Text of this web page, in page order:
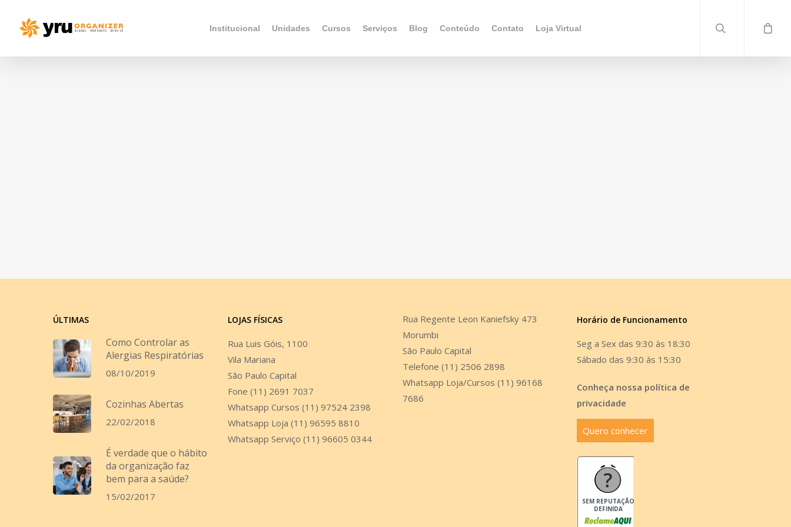
Institucional Unidades Cursos Serviços Blog Conteúdo Contato Loja Virtual
ÚLTIMAS
Como Controlar as
Alergias Respiratórias
08/10/2019
Cozinhas Abertas
22/02/2018
É verdade que o hábito
da organização faz
bem para a saúde?
15/02/2017
LOJAS FÍSICAS
Rua Luis Góis, 1100
Vila Mariana
São Paulo Capital
Fone (11) 2691 7037
Whatsapp Cursos (11) 97524 2398
Whatsapp Loja (11) 96595 8810
Whatsapp Serviço (11) 96605 0344
Rua Regente Leon Kaniefsky 473
Morumbi
São Paulo Capital
Telefone (11) 2506 2898
Whatsapp Loja/Cursos (11) 96168
7686
Horário de Funcionamento
Seg a Sex das 9:30 às 18:30
Sábado das 9:30 às 15:30
Conheça nossa política de
privacidade
Quero conhecer
SEM REPUTAÇÃO
DEFINIDA